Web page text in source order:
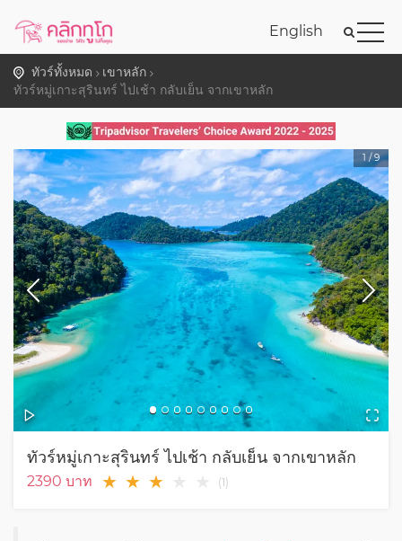
English
ทัวร์ทั้งหมด
เขาหลัก
ทัวร์หมู่เกาะสุรินทร์ ไปเช้า กลับเย็น จากเขาหลัก
1 /9
ทัวร์หมู่เกาะสุรินทร์ ไปเช้า กลับเย็น จากเขาหลัก
2390 บาท ★ ★ ★ (1)